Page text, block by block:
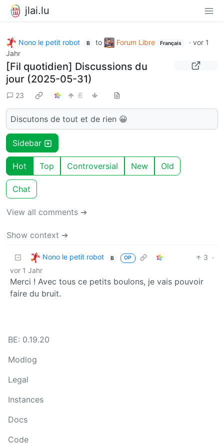
jlai.lu
Nono le petit robot B to Forum Libre Français ·vor 1
Jahr
[Fil quotidien] Discussions du
jour (2025-05-31)
23 6
Discutons de tout et de rien 😀
Sidebar
Hot Top Controversial New Old
Chat
View all comments ➔
Show context ➔
Nono le petit robot B OP 3 ·
vor 1 Jahr
Merci ! Avec tous ce petits boulons, je vais pouvoir
faire du bruit.
BE: 0.19.20
Modlog
Legal
Instances
Docs
Code